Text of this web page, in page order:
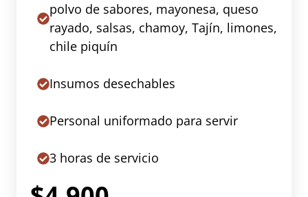
polvo de sabores, mayonesa, queso
rayado, salsas, chamoy, Tajín, limones,
chile piquín
Insumos desechables
Personal uniformado para servir
3 horas de servicio